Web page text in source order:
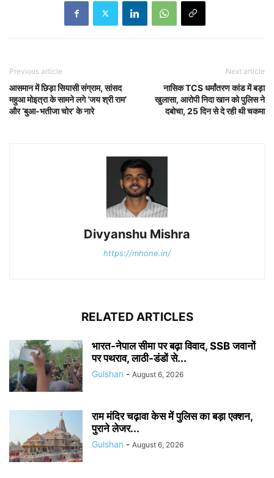
Previous article
आसमान में छिड़ा सियासी संग्राम, सांसद
महुआ मोइत्रा के सामने लगे ‘जय श्री राम’
और ‘बुआ-भतीजा चोर’ के नारे
Next article
नासिक TCS धर्मांतरण कांड में बड़ा
खुलासा, आरोपी निदा खान को पुलिस ने
दबोचा, 25 दिन से दे रही थी चकमा
Divyanshu Mishra
https://mhone.in/
RELATED ARTICLES
भारत-नेपाल सीमा पर बढ़ा विवाद, SSB जवानों
पर पथराव, लाठी-डंडों से...
Gulshan - August 6, 2026
राम मंदिर चढ़ावा केस में पुलिस का बड़ा एक्शन,
पुराने लेजर...
Gulshan - August 6, 2026